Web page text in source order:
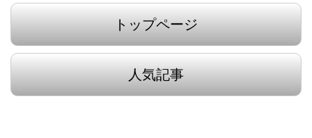
トップページ
人気記事